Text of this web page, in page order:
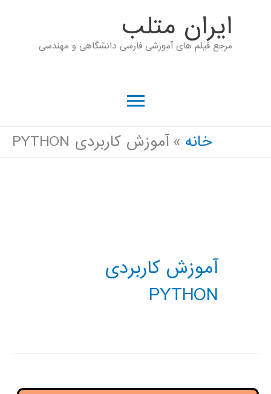
ايران متلب
مرجع فیلم های آموزشی فارسی دانشگاهی و مهندسی
فهرست
اصلی
خانه آموزش کاربردی PYTHON
آموزش کاربردی
PYTHON